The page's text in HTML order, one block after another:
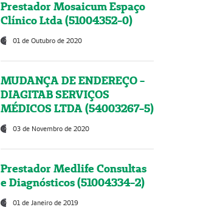
Prestador Mosaicum Espaço
Clínico Ltda (51004352-0)
01 de Outubro de 2020
MUDANÇA DE ENDEREÇO -
DIAGITAB SERVIÇOS
MÉDICOS LTDA (54003267-5)
03 de Novembro de 2020
Prestador Medlife Consultas
e Diagnósticos (51004334-2)
01 de Janeiro de 2019